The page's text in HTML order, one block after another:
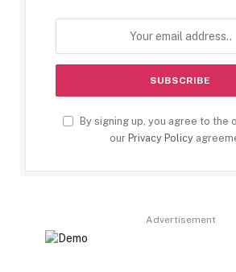
By signing up, you agree to the
our Privacy Policy
Advertisement